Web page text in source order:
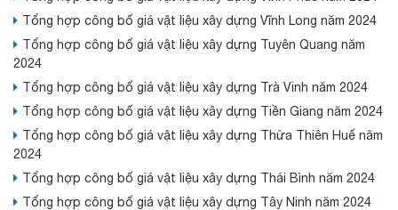
Tổng hợp công bố giá vật liệu xây dựng Vĩnh Long năm 2024
Tổng hợp công bố giá vật liệu xây dựng Tuyên Quang năm
2024
Tổng hợp công bố giá vật liệu xây dựng Trà Vinh năm 2024
Tổng hợp công bố giá vật liệu xây dựng Tiền Giang năm 2024
Tổng hợp công bố giá vật liệu xây dựng Thừa Thiên Huế năm
2024
Tổng hợp công bố giá vật liệu xây dựng Thái Bình năm 2024
Tổng hợp công bố giá vật liệu xây dựng Tây Ninh năm 2024